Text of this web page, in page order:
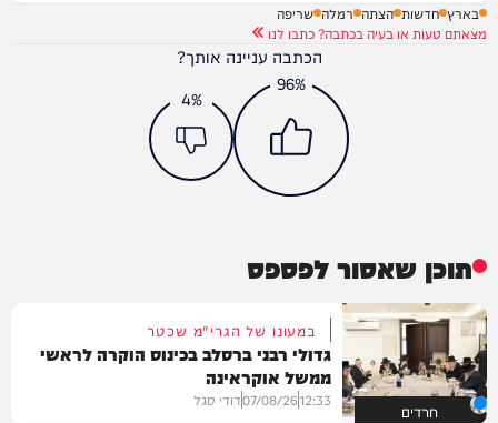
בארץ חדשות הצתה רמלה שריפה
מצאתם טעות או בעיה בכתבה? כתבו לנו
הכתבה עניינה אותך?
96%
4%
תוכן שאסור לפספס
חרדים
במעונו של הגרי"מ שכטר
גדולי רבני ברסלב בכינוס הוקרה לראשי
ממשל אוקראינה
12:33
07/08/26דודי סגל